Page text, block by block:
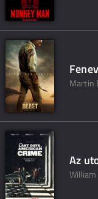
Martin
Az
William